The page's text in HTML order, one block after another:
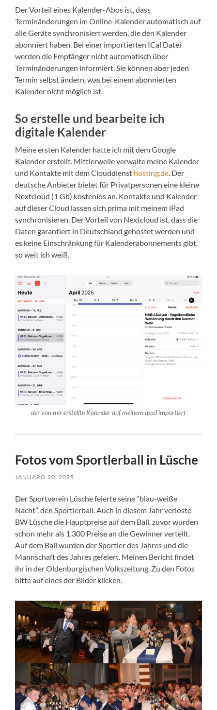
Der Vorteil eines Kalender-Abos ist, dass
Terminänderungen im Online-Kalender automatisch auf
alle Geräte synchronisiert werden, die den Kalender
abonniert haben. Bei einer importierten ICal Datei
werden die Empfänger nicht automatisch über
Terminänderungen informiert. Sie können aber jeden
Termin selbst ändern, was bei einem abonnierten
Kalender nicht möglich ist.
So erstelle und bearbeite ich
digitale Kalender
Meine ersten Kalender hatte ich mit dem Google
Kalender erstellt. Mittlerweile verwalte meine Kalender
und Kontakte mit dem Clouddienst hosting.de. Der
deutsche Anbieter bietet für Privatpersonen eine kleine
Nextcloud (1 Gb) kostenlos an. Kontakte und Kalender
auf dieser Cloud lassen sich prima mit meinem iPad
synchronisieren. Der Vorteil von Nextcloud ist, dass die
Daten garantiert in Deutschland gehostet werden und
es keine Einschränkung für Kalenderabonnements gibt,
so weit ich weiß.
der von mir erstellte Kalender auf meinem Ipad importiert
Fotos vom Sportlerball in Lüsche
JANUARO 20, 2025
Der Sportverein Lüsche feierte seine “blau-weiße
Nacht”, den Sportlerball. Auch in diesem Jahr verloste
BW Lüsche die Hauptpreise auf dem Ball, zuvor wurden
schon mehr als 1.300 Preise an die Gewinner verteilt.
Auf dem Ball wurden der Sportler des Jahres und die
Mannschaft des Jahres gefeiert. Meinen Bericht findet
ihr in der Oldenburgischen Volkszeitung. Zu den Fotos
bitte auf eines der Bilder klicken.